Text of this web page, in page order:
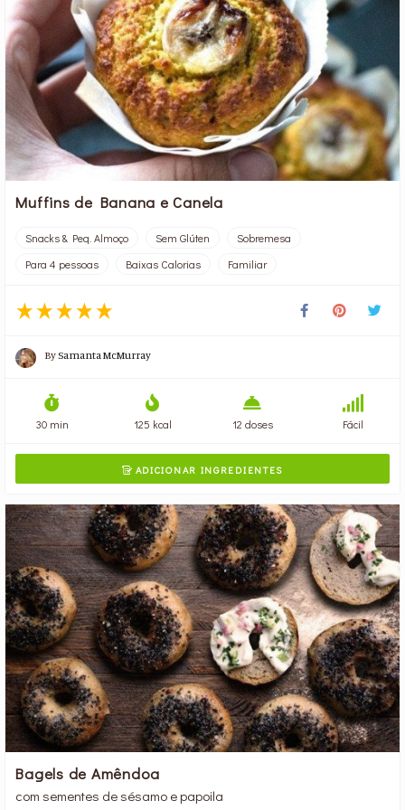
Muffins de Banana e Canela
Snacks & Peq. Almoço Sem Glúten
Sobremesa
Para 4 pessoas
Baixas Calorias Familiar
BySamanta McMurray
30 min 125 kcal 12 doses Fácil
ADICIONAR INGREDIENTES
Bagels de Amêndoa
com sementes de sésamo e papoila